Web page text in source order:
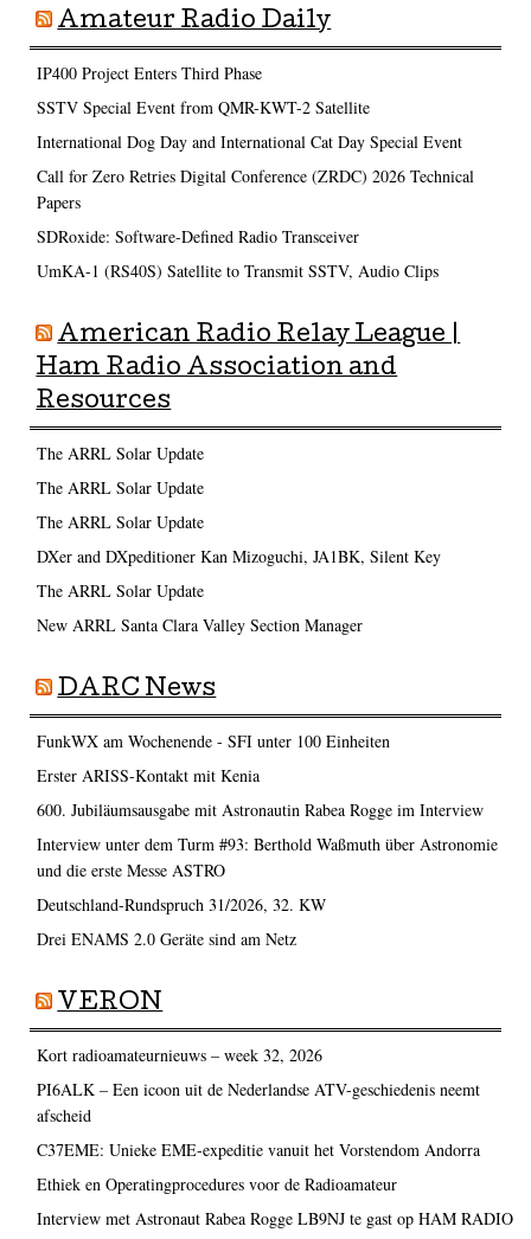
Amateur Radio Daily
IP400 Project Enters Third Phase
SSTV Special Event from QMR-KWT-2 Satellite
International Dog Day and International Cat Day Special Event
Call for Zero Retries Digital Conference (ZRDC) 2026 Technical
Papers
SDRoxide: Software-Defined Radio Transceiver
UmKA-1 (RS40S) Satellite to Transmit SSTV, Audio Clips
American Radio Relay League |
Ham Radio Association and
Resources
The ARRL Solar Update
The ARRL Solar Update
The ARRL Solar Update
DXer and DXpeditioner Kan Mizoguchi, JA1BK, Silent Key
The ARRL Solar Update
New ARRL Santa Clara Valley Section Manager
DARC News
FunkWX am Wochenende - SFI unter 100 Einheiten
Erster ARISS-Kontakt mit Kenia
600. Jubiläumsausgabe mit Astronautin Rabea Rogge im Interview
Interview unter dem Turm #93: Berthold Waßmuth über Astronomie
und die erste Messe ASTRO
Deutschland-Rundspruch 31/2026, 32. KW
Drei ENAMS 2.0 Geräte sind am Netz
VERON
Kort radioamateurnieuws – week 32, 2026
PI6ALK – Een icoon uit de Nederlandse ATV-geschiedenis neemt
afscheid
C37EME: Unieke EME-expeditie vanuit het Vorstendom Andorra
Ethiek en Operatingprocedures voor de Radioamateur
Interview met Astronaut Rabea Rogge LB9NJ te gast op HAM RADIO